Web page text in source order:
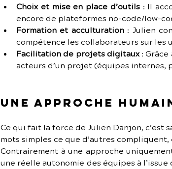
Choix et mise en place d’outils : Il
encore de plateformes no-code/low-
Formation et acculturation : Julien
compétence les collaborateurs sur les
Facilitation de projets digitaux : Grâce
acteurs d’un projet (équipes
Une approche
Ce qui fait la force de Julien Danjon, c’est
mots simples ce que d’autres
Contrairement à une approche
une réelle autonomie des équipes à